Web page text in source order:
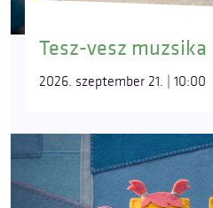
Tesz-vesz muzsika
2026. szeptember 21. | 10:00